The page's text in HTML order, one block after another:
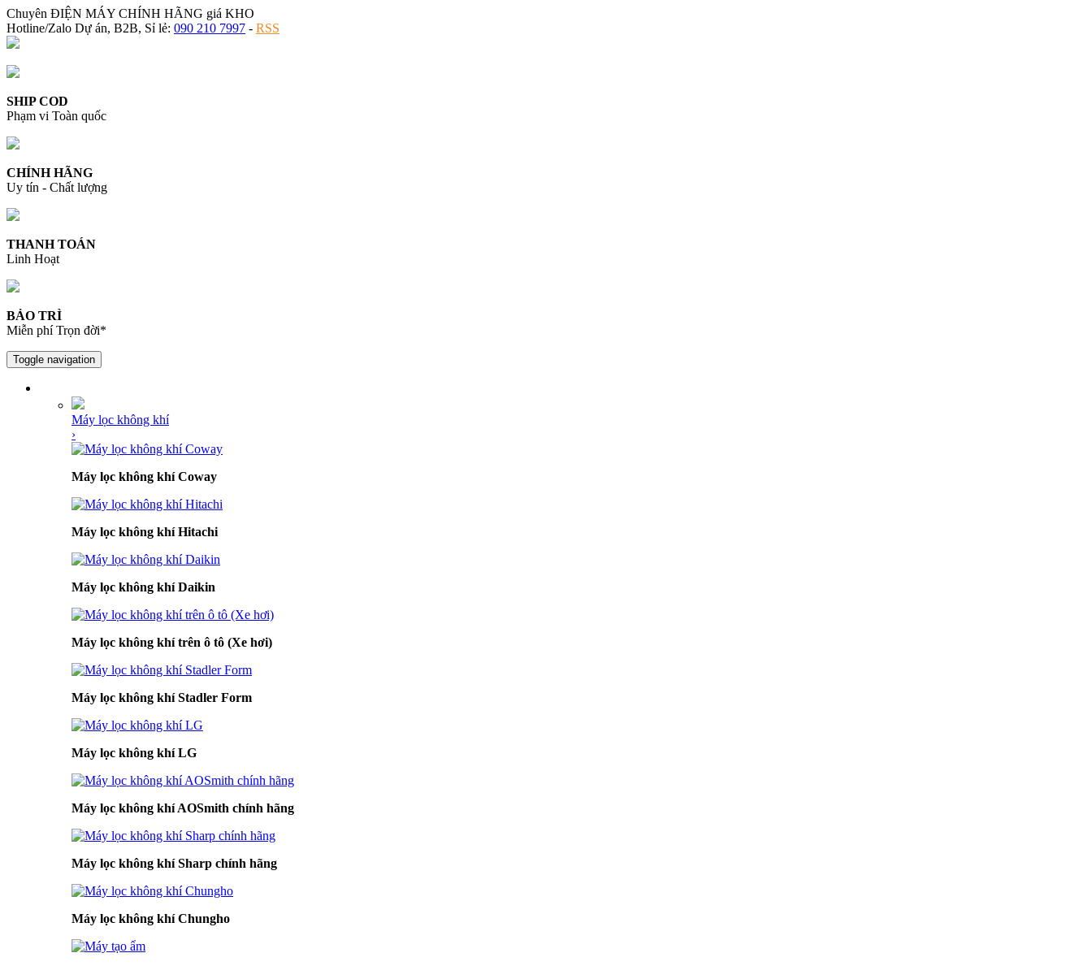
Chuyên ĐIỆN MÁY CHÍNH HÃNG giá KHO
Hotline/Zalo Dự án, B2B, Sỉ lẻ: 090 210 7997 - RSS
SHIP COD
Phạm vi Toàn quốc
CHÍNH HÃNG
Uy tín - Chất lượng
THANH TOÁN
Linh Hoạt
BẢO TRÌ
Miễn phí Trọn đời*
Toggle navigation
Máy lọc không khí
›
Máy lọc không khí Coway
Máy lọc không khí Hitachi
Máy lọc không khí Daikin
Máy lọc không khí trên ô tô (Xe hơi)
Máy lọc không khí Stadler Form
Máy lọc không khí LG
Máy lọc không khí AOSmith chính hãng
Máy lọc không khí Sharp chính hãng
Máy lọc không khí Chungho